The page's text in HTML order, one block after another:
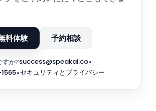
料体験 予約相談
すか?success@speakai.co•
•セキュリティとプライバシー